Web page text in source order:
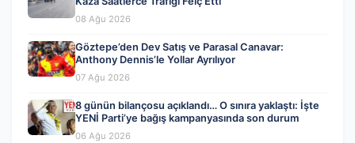
08 Ağu 2026
Göztepe’den Dev Satış ve Parasal Canavar:
Anthony Dennis’le Yollar Ayrılıyor
07 Ağu 2026
8 günün bilançosu açıklandı… O sınıra yaklaştı: İşte
YENİ Parti’ye bağış kampanyasında son durum
06 Ağu 2026